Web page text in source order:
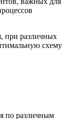
при различных
схему
по различным